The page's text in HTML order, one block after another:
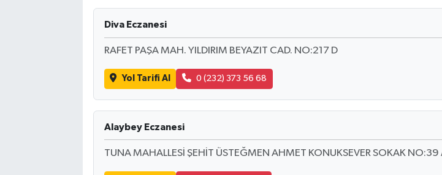
Diva Eczanesi
RAFET PAŞA MAH. YILDIRIM BEYAZIT CAD. NO:217 D
Yol Tarifi Al 0 (232) 373 56 68
Alaybey Eczanesi
TUNA MAHALLESİ ŞEHİT ÜSTEĞMEN AHMET KONUKSEVER SOKAK NO:39